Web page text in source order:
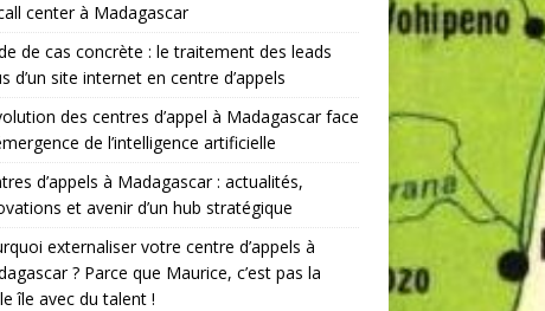
center à Madagascar
de cas concrète : le traitement des leads
d’un site internet en centre d’appels
des centres d’appel à Madagascar face
de l’intelligence artificielle
d’appels à Madagascar : actualités,
et avenir d’un hub stratégique
externaliser votre centre d’appels à
? Parce que Maurice, c’est pas la
île avec du talent !